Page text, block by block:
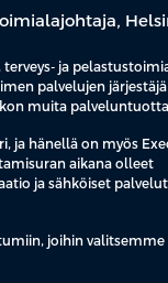
ja
palvelujen
muita
ja hänellä on myös
aikana olleet
ja sähköiset palvelut
joihin